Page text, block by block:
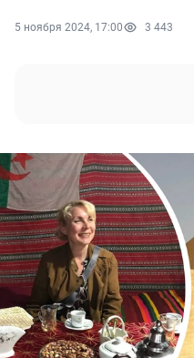
5 ноября 2024, 17:00 3 443